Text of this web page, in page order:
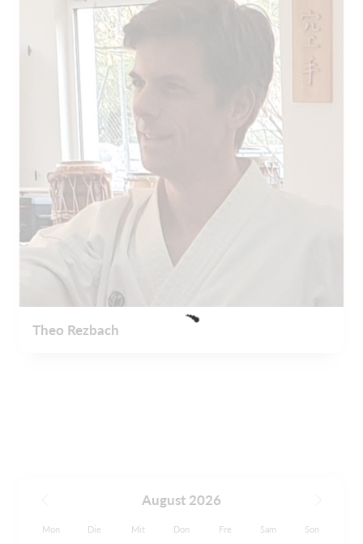
Theo Rezbach
August 2026
Mon Die Mit Don Fre Sam Son